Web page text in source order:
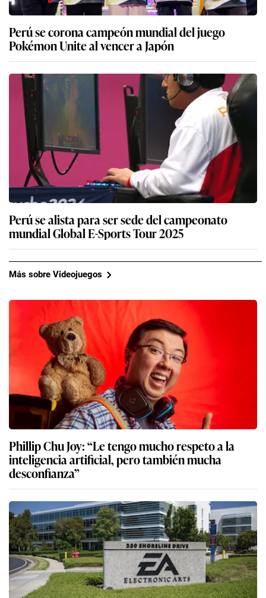
Perú se corona campeón mundial del juego
Pokémon Unite al vencer a Japón
Perú se alista para ser sede del campeonato
mundial Global E-Sports Tour 2025
Más sobre Videojuegos
Phillip Chu Joy: “Le tengo mucho respeto a la
inteligencia artificial, pero también mucha
desconfianza”